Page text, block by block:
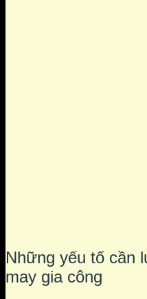
Những yếu tố cần
may gia công